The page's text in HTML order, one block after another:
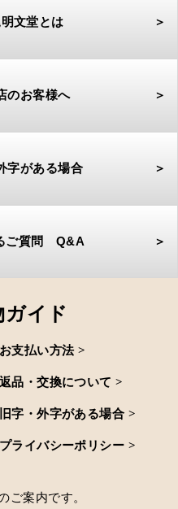
文堂とは ＞
のお客様へ ＞
字がある場合 ＞
ご質問 Q&A ＞
ガイド
お支払い方法 >
返品・交換について >
旧字・外字がある場合 >
プライバシーポリシー >
ご案内です。